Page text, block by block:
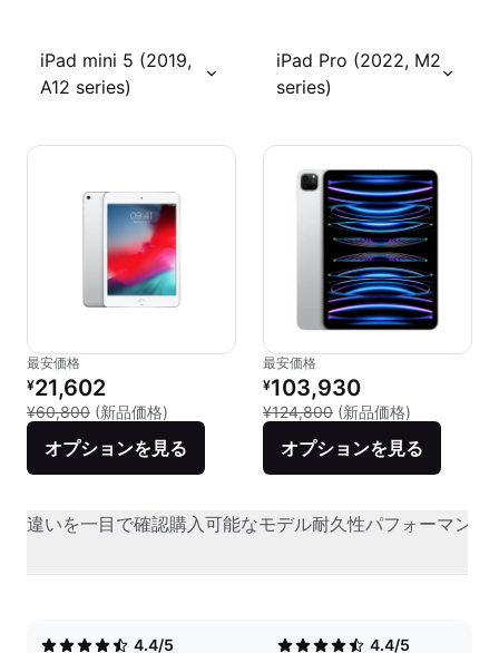
iPad mini 5 (2019,
A12 series)
iPad Pro (2022, M2
series)
最安価格
リファービッシュ品の価格：
¥21,602
¥60,800 (新品価格) 新品との比較：¥60,800
オプションを見る
最安価格
リファービッシュ品の価格：
¥103,930
¥124,800 (新品価格)
オプションを見る
違いを一目で確認購入可能なモデル耐久性パフォーマンス
4.4/5
4.4/5